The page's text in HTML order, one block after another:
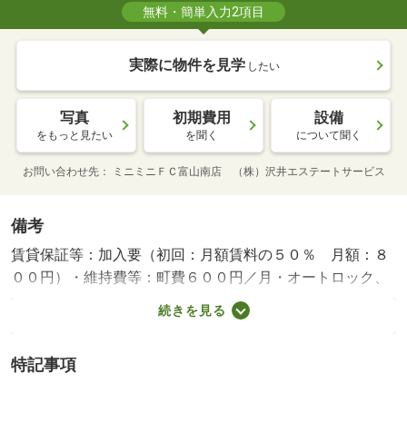
無料・簡単入力2項目
実際に物件を見学 したい
写真
をもっと見たい
初期費用
を聞く
設備
について聞く
お問い合わせ先 ミニミニＦＣ富山南店 （株）沢井エステートサービス
備考
賃貸保証等：加入要（初回：月額賃料の５０％ 月額：８
００円）・維持費等：町費６００円／月・オートロック、
インターネット無料、バルコニー、ＴＶドアホン、ＣＡＴ
Ｖ、システムキッチン、独立洗面台、エアコン、トランク
０円/ルームクリーニング費 60000円
続きを見る
特記事項